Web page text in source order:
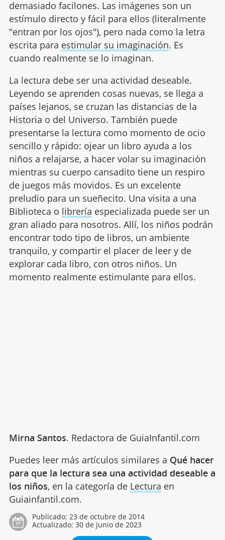
demasiado facilones. Las imágenes son un
estímulo directo y fácil para ellos (literalmente
"entran por los ojos"), pero nada como la letra
escrita para estimular su imaginación. Es
cuando realmente se lo imaginan.
La lectura debe ser una actividad deseable.
Leyendo se aprenden cosas nuevas, se llega a
países lejanos, se cruzan las distancias de la
Historia o del Universo. También puede
presentarse la lectura como momento de ocio
sencillo y rápido: ojear un libro ayuda a los
niños a relajarse, a hacer volar su imaginación
mientras su cuerpo cansadito tiene un respiro
de juegos más movidos. Es un excelente
preludio para un sueñecito. Una visita a una
Biblioteca o librería especializada puede ser un
gran aliado para nosotros. Allí, los niños podrán
encontrar todo tipo de libros, un ambiente
tranquilo, y compartir el placer de leer y de
explorar cada libro, con otros niños. Un
momento realmente estimulante para ellos.
Mirna Santos. Redactora de GuiaInfantil.com
Puedes leer más artículos similares a Qué hacer
para que la lectura sea una actividad deseable a
los niños, en la categoría de Lectura en
Guiainfantil.com.
Publicado: 23 de octubre de 2014
Actualizado: 30 de junio de 2023